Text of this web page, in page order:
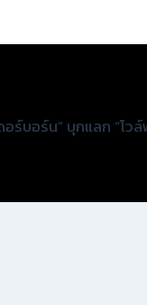
ร์บอร์น” บุกแลก “โว